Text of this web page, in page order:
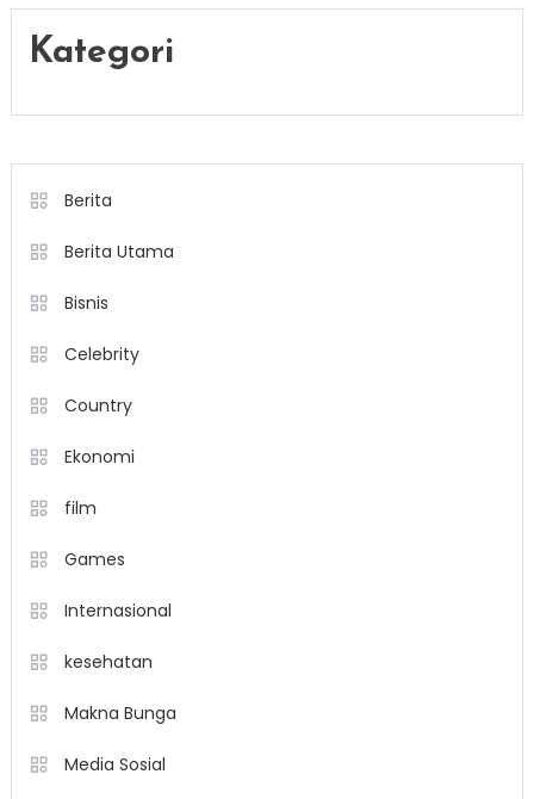
Kategori
Berita
Berita Utama
Bisnis
Celebrity
Country
Ekonomi
film
Games
Internasional
kesehatan
Makna Bunga
Media Sosial